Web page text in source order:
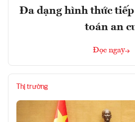
Đa dạng hình thức
toán an
Đọc ngay
Thị trường